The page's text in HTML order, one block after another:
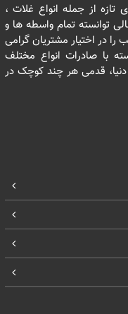
از جمله انواع غلات ،
توانسته تمام واسطه ها و
در اختیار مشتریان گرامی
با صادرات انواع مختلف
قدمی هر چند کوچک در